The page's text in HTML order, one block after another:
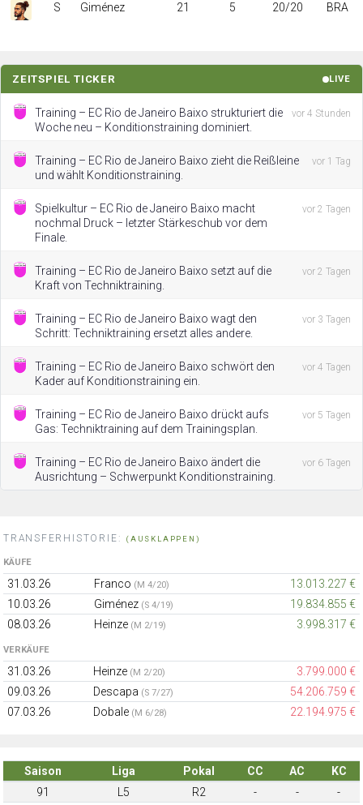
S
Giménez 21 5 20/20 BRA
ZEITSPIEL TICKER LIVE
Training – EC Rio de Janeiro Baixo strukturiert die
Woche neu – Konditionstraining dominiert.
vor 4 Stunden
Training – EC Rio de Janeiro Baixo zieht die Reißleine
und wählt Konditionstraining.
vor 1 Tag
Spielkultur – EC Rio de Janeiro Baixo macht
nochmal Druck – letzter Stärkeschub vor dem
Finale.
vor 2 Tagen
Training – EC Rio de Janeiro Baixo setzt auf die
Kraft von Techniktraining.
vor 2 Tagen
Training – EC Rio de Janeiro Baixo wagt den
Schritt: Techniktraining ersetzt alles andere.
vor 3 Tagen
Training – EC Rio de Janeiro Baixo schwört den
Kader auf Konditionstraining ein.
vor 4 Tagen
Training – EC Rio de Janeiro Baixo drückt aufs
Gas: Techniktraining auf dem Trainingsplan.
vor 5 Tagen
Training – EC Rio de Janeiro Baixo ändert die
Ausrichtung – Schwerpunkt Konditionstraining.
vor 6 Tagen
TRANSFERHISTORIE: (AUSKLAPPEN)
KÄUFE
31.03.26 Franco (M 4/20)
13.013.227 €
10.03.26
Giménez (S 4/19)
19.834.855 €
08.03.26
Heinze (M 2/19) 3.998.317 €
VERKÄUFE
31.03.26 Heinze (M 2/20)
3.799.000 €
09.03.26
Descapa (S 7/27)
54.206.759 €
07.03.26
Dobale (M 6/28) 22.194.975 €
Saison Liga Pokal CC AC
KC
91
L5 R2 - -
-